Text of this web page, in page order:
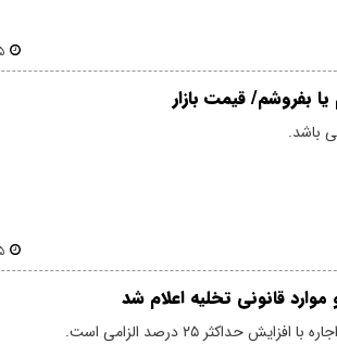
بفروشم/ قیمت بازار
قانونی تخلیه اعلام شد
۲۵ درصد الزامی است.